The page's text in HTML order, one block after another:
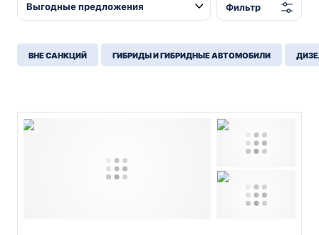
Фильтр
ВНЕ САНКЦИЙ ГИБРИДЫ И ГИБРИДНЫЕ АВТОМОБИЛИ